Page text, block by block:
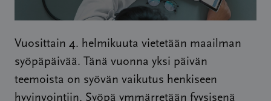
Vuosittain 4. helmikuuta vietetään maailman
syöpäpäivää. Tänä vuonna yksi päivän
teemoista on syövän vaikutus henkiseen
hyvinvointiin. Syöpä ymmärretään fyysisenä